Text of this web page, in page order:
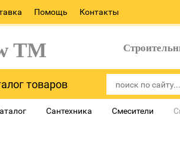
Помощь Контакты
TM
товаров
Сантехника Смесители